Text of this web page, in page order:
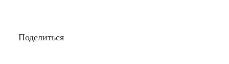
Поделиться